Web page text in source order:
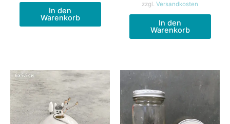
In den
Warenkorb
zzgl. Versandkosten
In den
Warenkorb